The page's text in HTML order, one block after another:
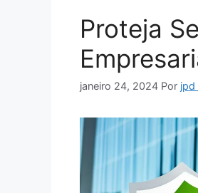
Proteja
janeiro 24, 2024 Por jpd